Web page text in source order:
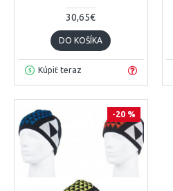
30,65€
DO KOŠÍKA
Kúpiť teraz
-20 %